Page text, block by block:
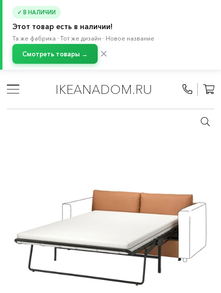
✓ В НАЛИЧИИ
Этот товар есть в наличии!
Та же фабрика · Тот же дизайн · Новое название
Смотреть товары → ✕
IKEANADOM.RU
Секции